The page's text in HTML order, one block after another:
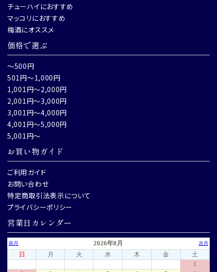
チューハイにおすすめ
マッコリにおすすめ
梅酒にオススメ
価格で選ぶ
～500円
501円～1,000円
1,001円～2,000円
2,001円～3,000円
3,001円～4,000円
4,001円～5,000円
5,001円～
お買い物ガイド
ご利用ガイド
お問い合わせ
特定商取引法表示について
プライバシーポリシー
営業日カレンダー